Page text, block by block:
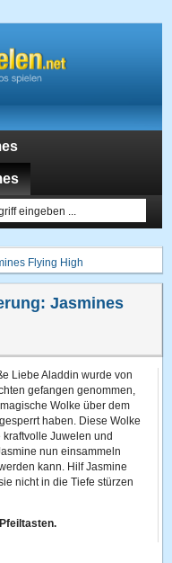
Flying High
Jasmines
Liebe Aladdin wurde von
gefangen genommen,
Wolke über dem
haben. Diese Wolke
Juwelen und
nun einsammeln
kann. Hilf Jasmine
nicht in die Tiefe stürzen